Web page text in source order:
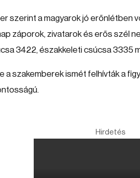
szerint a magyarok jó erőnlétben
záporok, zivatarok és erős szél
3422, északkeleti csúcsa 3335
a szakemberek ismét felhívták a
Hirdetés